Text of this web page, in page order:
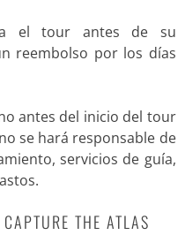
el tour antes de su
reembolso por los días
antes del inicio del tour
se hará responsable de
servicios de guía,
THE ATLAS